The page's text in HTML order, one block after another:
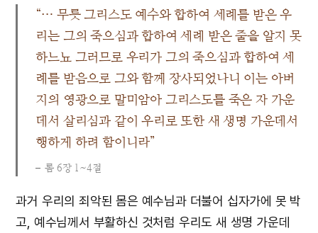
“… 무릇 그리스도 예수와 합하여 세례를 받은 우
리는 그의 죽으심과 합하여 세례 받은 줄을 알지 못
하느뇨 그러므로 우리가 그의 죽으심과 합하여 세
례를 받음으로 그와 함께 장사되었나니 이는 아버
지의 영광으로 말미암아 그리스도를 죽은 자 가운
데서 살리심과 같이 우리로 또한 새 생명 가운데서
행하게 하려 함이니라”
롬 6장 1~4절
과거 우리의 죄악된 몸은 예수님과 더불어 십자가에 못 박
고, 예수님께서 부활하신 것처럼 우리도 새 생명 가운데